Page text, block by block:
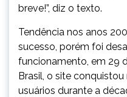
breve!”, diz o texto.
Tendência nos anos
sucesso, porém foi
funcionamento, em 29
Brasil, o site
usuários durante a